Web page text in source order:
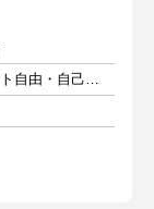
週2日以上 1日8時間以上 シフト自由・自己申告